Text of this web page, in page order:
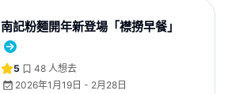
南記粉麵開年新登場「襟撈早餐」
5 48 人想去
2026年1月19日 - 2月28日